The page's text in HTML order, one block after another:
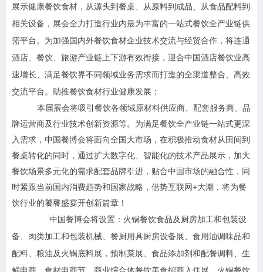
展示健康餐饮食材，从源头到餐桌、从原料到成品、从食品配料到
相关设备，展会全力打造行业内最为丰富的一站式餐饮全产业链供
需平台。为加强国内外餐饮食材企业技术交流与经贸合作，将连通
酒店、餐饮、旅游产业链上下游有效衔接，迎合中国酒店餐饮业高
速增长、满足餐饮界不同领域业务需求而打造的全渠道整合、高效
交流平台。助推餐饮食材行业健康发展；
本届展会将吸引餐饮各领域原材料供应商、配套服务商、品
牌运营商及行业技术创新资源等。为满足餐饮全产业链一站式更深
入需求，中国餐博会将面向全国大市场，在积极推动食材从田间到
餐桌转化的同时，通过扩大数字化、智能化的技术产品展示，加大
餐饮场景多元化的需求配套品牌引进，贴合中国市场的融合性，同
时紧跟当前国内消费趋势和国家战略，借势互联网+大潮，将为餐
饮行业的饕餮盛宴开创新篇章！
中国餐博会将设置：火锅餐饮食品及厨房加工和包装设
备、肉类加工和包装机械、餐厨用具厨房设备展、食用油调味品和
配料、粮油及火锅底料展，预制菜展、食品添加剂和配餐调料、生